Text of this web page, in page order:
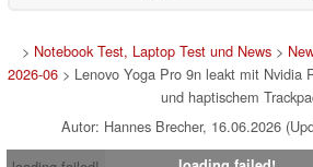
> Notebook Test, Laptop Test und News>
2026-06 > Lenovo Yoga Pro 9n leakt mit Nvidia
und haptischem
Autor: Hannes Brecher, 16.06.2026